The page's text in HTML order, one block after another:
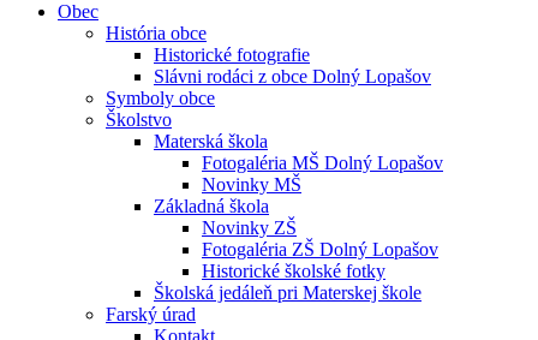
Obec
História obce
Historické fotografie
Slávni rodáci z obce Dolný Lopašov
Symboly obce
Školstvo
Materská škola
Fotogaléria MŠ Dolný Lopašov
Novinky MŠ
Základná škola
Novinky ZŠ
Fotogaléria ZŠ Dolný Lopašov
Historické školské fotky
Školská jedáleň pri Materskej škole
Farský úrad
Kontakt